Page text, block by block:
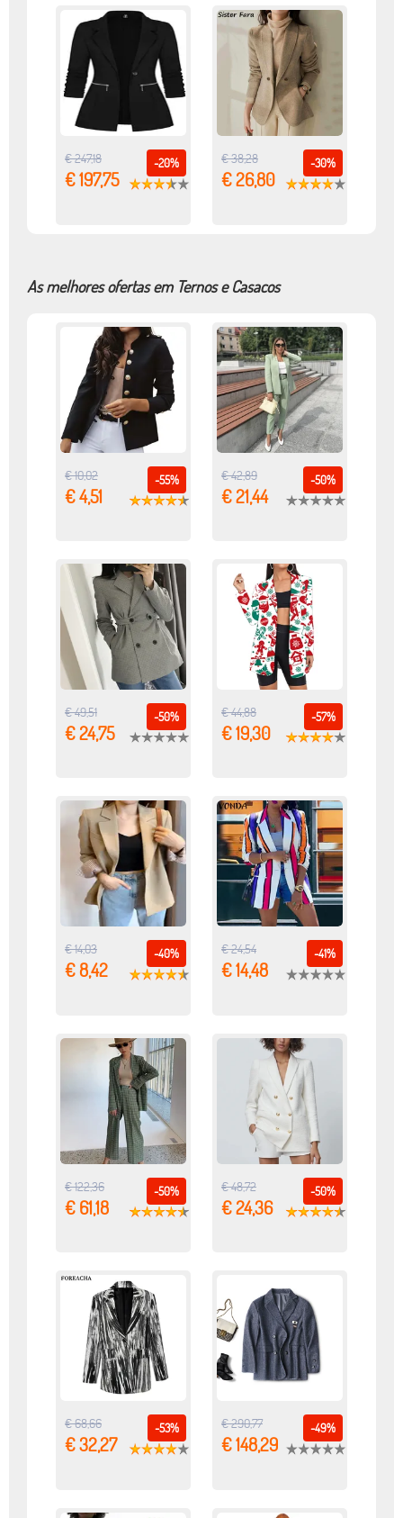
-20%
€ 247,18
€ 197,75
-30%
€ 38,28
€ 26,80
As melhores ofertas em Ternos e Casacos
-55%
€ 10,02
€ 4,51
-50%
€ 42,89
€ 21,44
-50%
€ 49,51
€ 24,75
-57%
€ 44,88
€ 19,30
-40%
€ 14,03
€ 8,42
-41%
€ 24,54
€ 14,48
-50%
€ 122,36
€ 61,18
-50%
€ 48,72
€ 24,36
-53%
€ 68,66
€ 32,27
-49%
€ 290,77
€ 148,29